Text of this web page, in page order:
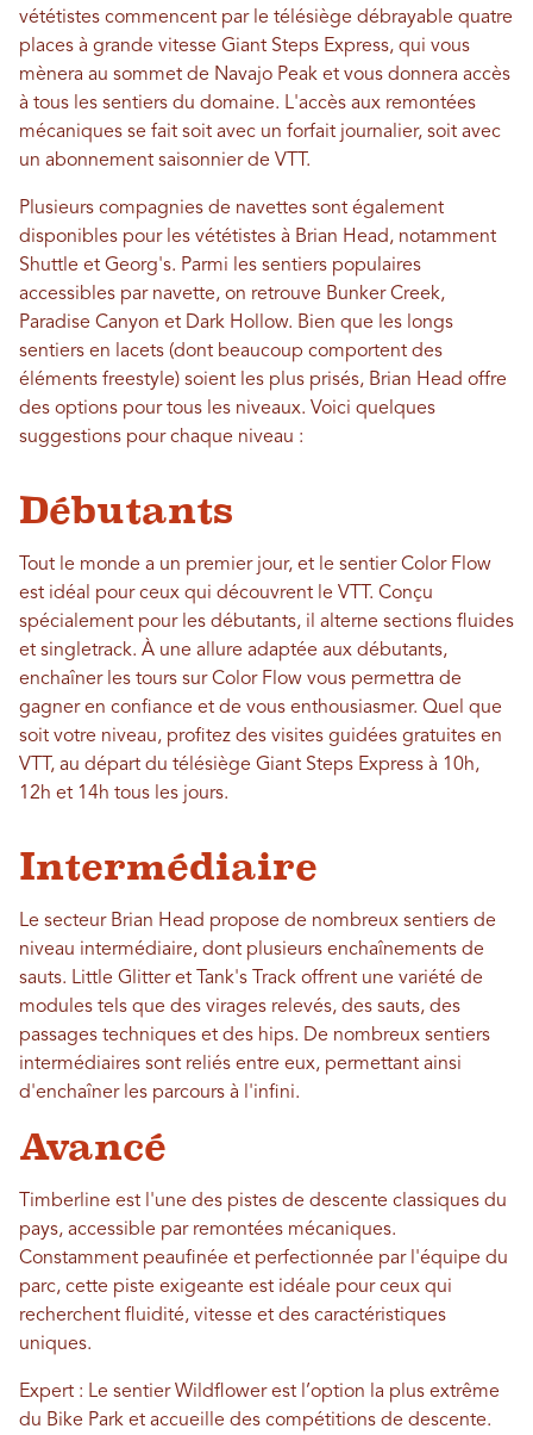
vététistes commencent par le télésiège débrayable quatre
places à grande vitesse Giant Steps Express, qui vous
mènera au sommet de Navajo Peak et vous donnera accès
à tous les sentiers du domaine. L'accès aux remontées
mécaniques se fait soit avec un forfait journalier, soit avec
un abonnement saisonnier de VTT.
Plusieurs compagnies de navettes sont également
disponibles pour les vététistes à Brian Head, notamment
Shuttle et Georg's. Parmi les sentiers populaires
accessibles par navette, on retrouve Bunker Creek,
Paradise Canyon et Dark Hollow. Bien que les longs
sentiers en lacets (dont beaucoup comportent des
éléments freestyle) soient les plus prisés, Brian Head offre
des options pour tous les niveaux. Voici quelques
suggestions pour chaque niveau :
Débutants
Tout le monde a un premier jour, et le sentier Color Flow
est idéal pour ceux qui découvrent le VTT. Conçu
spécialement pour les débutants, il alterne sections fluides
et singletrack. À une allure adaptée aux débutants,
enchaîner les tours sur Color Flow vous permettra de
gagner en confiance et de vous enthousiasmer. Quel que
soit votre niveau, profitez des visites guidées gratuites en
VTT, au départ du télésiège Giant Steps Express à 10h,
12h et 14h tous les jours.
Intermédiaire
Le secteur Brian Head propose de nombreux sentiers de
niveau intermédiaire, dont plusieurs enchaînements de
sauts. Little Glitter et Tank's Track offrent une variété de
modules tels que des virages relevés, des sauts, des
passages techniques et des hips. De nombreux sentiers
intermédiaires sont reliés entre eux, permettant ainsi
d'enchaîner les parcours à l'infini.
Avancé
Timberline est l'une des pistes de descente classiques du
pays, accessible par remontées mécaniques.
Constamment peaufinée et perfectionnée par l'équipe du
parc, cette piste exigeante est idéale pour ceux qui
recherchent fluidité, vitesse et des caractéristiques
uniques.
Expert : Le sentier Wildflower est l’option la plus extrême
du Bike Park et accueille des compétitions de descente.